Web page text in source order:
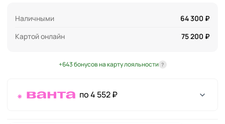
Наличными
64 300 ₽
Картой онлайн
75 200 ₽
+643 бонусов на карту лояльности ?
по 4 552 ₽